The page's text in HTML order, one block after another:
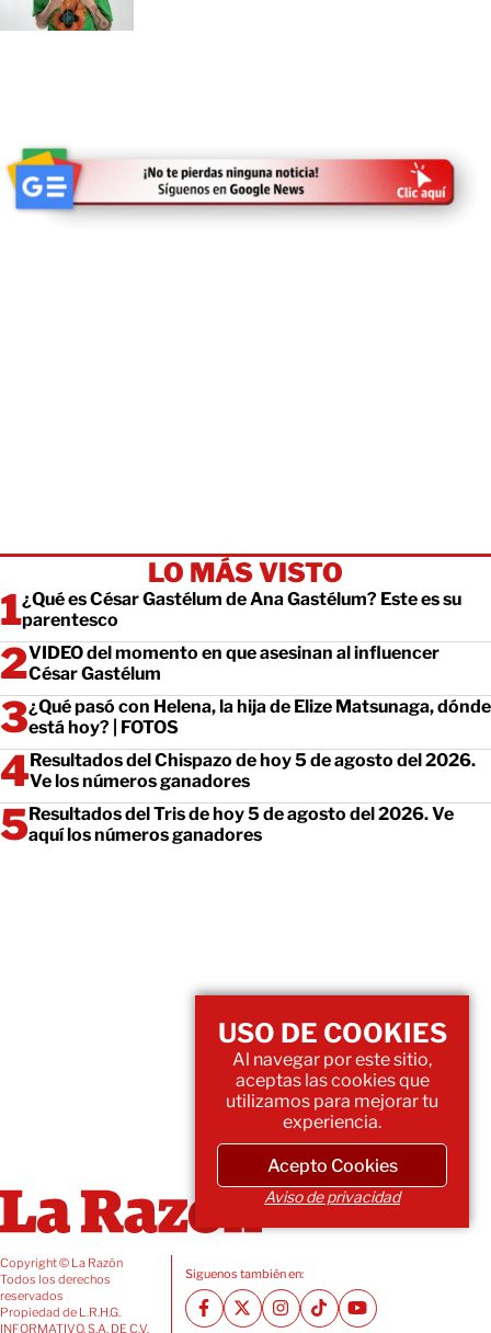
LO MÁS VISTO
¿Qué es César Gastélum de Ana Gastélum? Este es su
parentesco
VIDEO del momento en que asesinan al influencer
César Gastélum
¿Qué pasó con Helena, la hija de Elize Matsunaga, dónde
está hoy? | FOTOS
Resultados del Chispazo de hoy 5 de agosto del 2026.
Ve los números ganadores
Resultados del Tris de hoy 5 de agosto del 2026. Ve
aquí los números ganadores
Copyright © La Razón
Todos los derechos
reservados
Propiedad de L.R.H.G.
INFORMATIVO, S.A. DE C.V.
Siguenos también en:
USO DE COOKIES
Al navegar por este sitio,
aceptas las cookies que
utilizamos para mejorar tu
experiencia.
Acepto Cookies
Aviso de privacidad